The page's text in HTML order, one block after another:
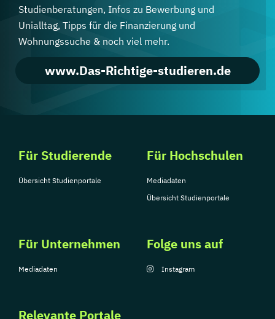
Studienberatungen, Infos zu Bewerbung und
Unialltag, Tipps für die Finanzierung und
Wohnungssuche & noch viel mehr.
www.Das-Richtige-studieren.de
Für Studierende
Übersicht Studienportale
Für Hochschulen
Mediadaten
Übersicht Studienportale
Für Unternehmen
Mediadaten
Relevante Portale
Folge uns auf
Instagram